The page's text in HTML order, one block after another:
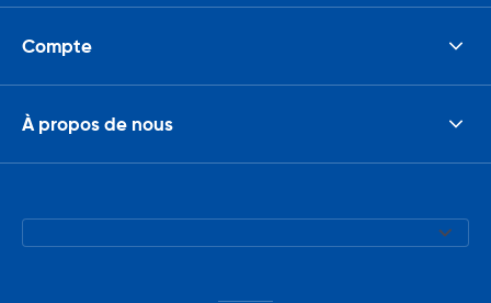
Compte
À propos de nous